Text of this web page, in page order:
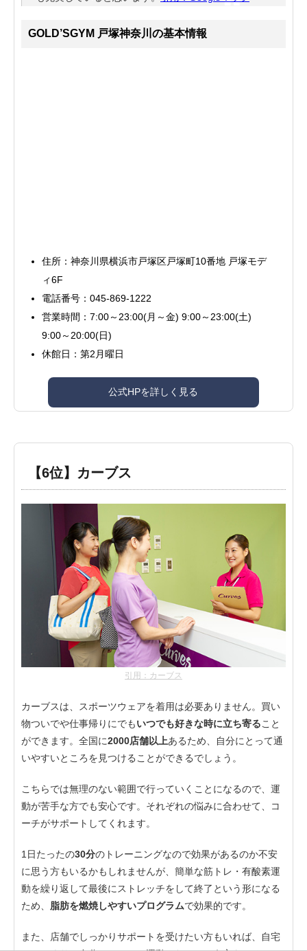
GOLD’SGYM 戸塚神奈川の基本情報
住所：神奈川県横浜市戸塚区戸塚町10番地 戸塚モデ
ィ6F
電話番号：045-869-1222
営業時間：7:00～23:00(月～金) 9:00～23:00(土)
9:00～20:00(日)
休館日：第2月曜日
公式HPを詳しく見る
【6位】カーブス
引用：カーブス
カーブスは、スポーツウェアを着用は必要ありません。買い
物ついでや仕事帰りにでもいつでも好きな時に立ち寄ること
ができます。全国に2000店舗以上あるため、自分にとって通
いやすいところを見つけることができるでしょう。
こちらでは無理のない範囲で行っていくことになるので、運
動が苦手な方でも安心です。それぞれの悩みに合わせて、コ
ーチがサポートしてくれます。
1日たったの30分のトレーニングなので効果があるのか不安
に思う方もいるかもしれませんが、簡単な筋トレ・有酸素運
動を繰り返して最後にストレッチをして終了という形になる
ため、 脂肪を燃焼しやすいプログラムで効果的です。
また、店舗でしっかりサポートを受けたい方もいれば、自宅